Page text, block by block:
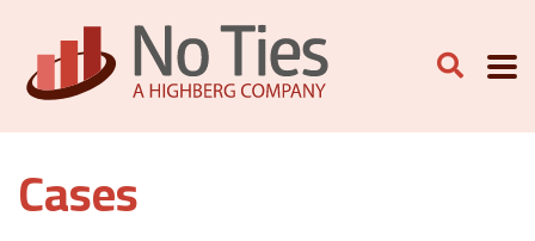
Cases